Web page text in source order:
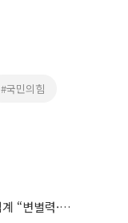
#국민의힘
수능 절대평가·서논술형 공론화⋯입시업계 “변별력·사교육 대책 먼저”